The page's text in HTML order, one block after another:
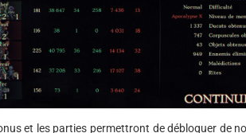
et les parties permettront de débloquer de